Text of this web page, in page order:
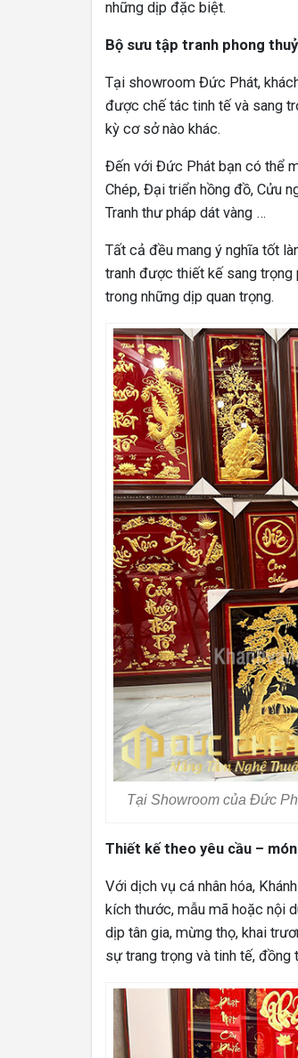
những dịp đặc biệt.
Bộ sưu tập tranh phong
Tại showroom Đức Phát,
được chế tác tinh tế và sang
kỳ cơ sở nào khác.
Đến với Đức Phát bạn có thể
Chép, Đại triển hồng đồ, Cửu
Tranh thư pháp dát vàng …
Tất cả đều mang ý nghĩa tốt
tranh được thiết kế sang trọng
trong những dịp quan trọng.
Tại Showroom của Đức
Thiết kế theo yêu cầu –
Với dịch vụ cá nhân hóa,
kích thước, mẫu mã hoặc nội
dịp tân gia, mừng thọ, khai
sự trang trọng và tinh tế, đồng